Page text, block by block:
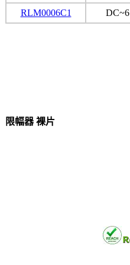
RLM0006C1 DC~6
限幅器 裸片